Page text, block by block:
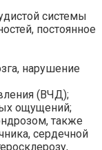
системы
постоянное
нарушение
(ВЧД);
ощущений;
также
сердечной